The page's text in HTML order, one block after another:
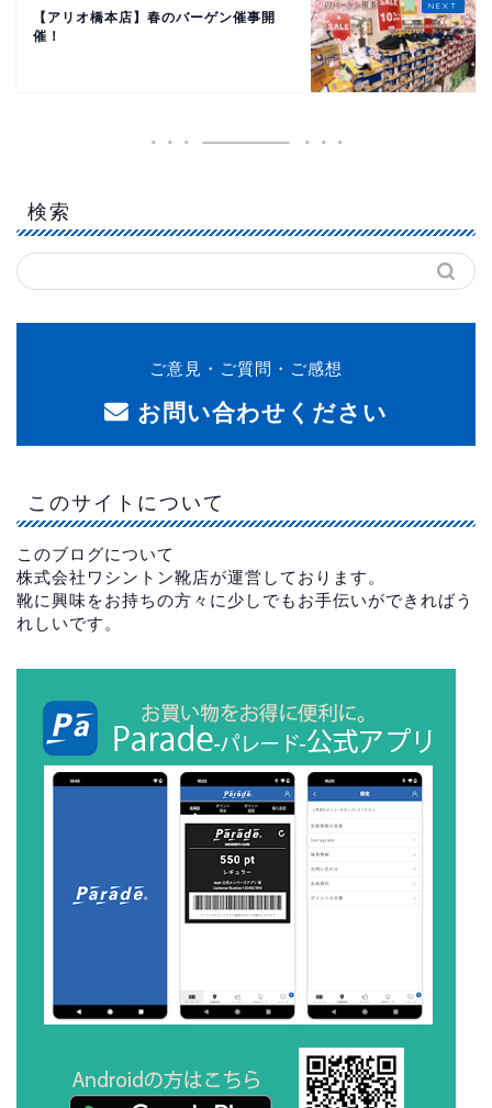
【アリオ橋本店】春のバーゲン催事開
催！
検索
ご意見・ご質問・ご感想
お問い合わせください
このサイトについて
このブログについて
株式会社ワシントン靴店が運営しております。
靴に興味をお持ちの方々に少しでもお手伝いができればう
れしいです。